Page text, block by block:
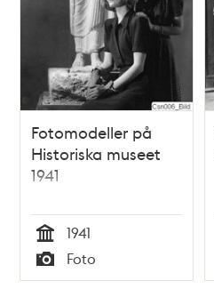
Fotomodeller på
Historiska museet
1941
Tid
1941
Typ
Foto